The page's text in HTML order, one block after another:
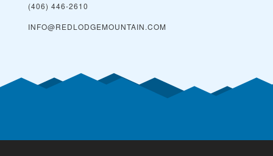
(406) 446-2610
INFO@REDLODGEMOUNTAIN.COM